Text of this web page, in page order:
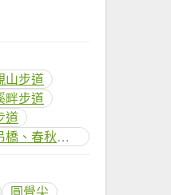
山步道
畔步道
道
白石湖吊橋、春秋步道